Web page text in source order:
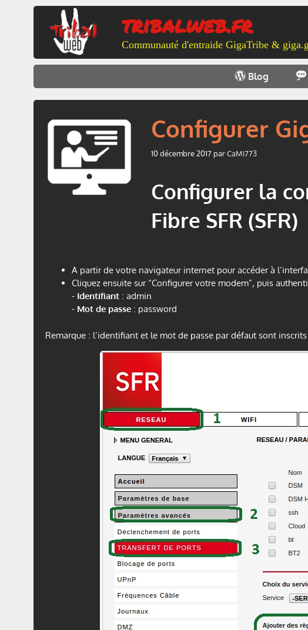
tribalweb.fr
Communauté d'entraide GigaTribe &
Blog
Configurer
10 décembre 2017 parCaMi773
Configurer la
Fibre SFR (SFR)
A partir de votre navigateur internet pour accéder à
Cliquez ensuite sur “Configurer votre modem”, puis
- Identifiant : admin
- Mot de passe : password
Remarque : l’identifiant et le mot de passe par défaut sont